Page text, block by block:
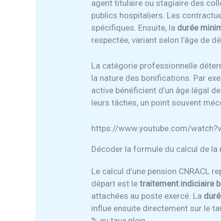
agent titulaire ou stagiaire des
publics hospitaliers. Les
spécifiques. Ensuite, la durée
respectée, variant selon l’âge de
La catégorie professionnelle
la nature des bonifications. Par
active bénéficient d’un âge légal
leurs tâches, un point souvent
https://www.youtube.com/
Décoder la formule du calcul de la
Le calcul d’une pension CNRACL
départ est letraitement indiciaire
attachées au poste exercé. La
influe ensuite directement sur le